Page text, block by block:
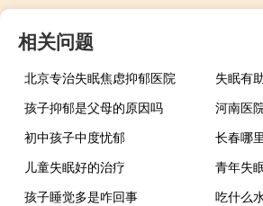
相关问题
北京专治失眠焦虑抑郁医院
失眠有
孩子抑郁是父母的原因吗
河南医
初中孩子中度忧郁
儿童失眠好的治疗
青年失
孩子睡觉多是咋回事
吃什么